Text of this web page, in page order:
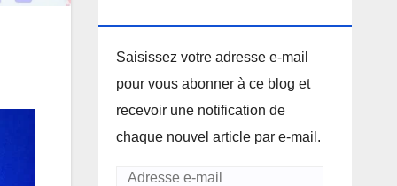
Saisissez votre adresse e-mail
pour vous abonner à ce blog et
recevoir une notification de
chaque nouvel article par e-mail.
Adresse